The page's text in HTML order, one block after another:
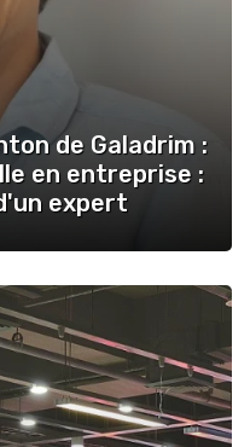
de Galadrim :
en entreprise :
expert